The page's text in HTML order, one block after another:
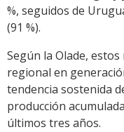
%, seguidos de
(91 %).
Según la Olade,
regional en
tendencia sostenida
producción
últimos tres años.